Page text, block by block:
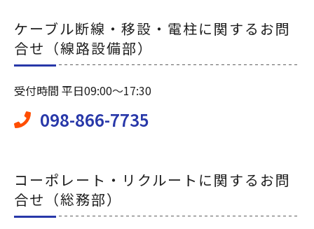
ケーブル断線・移設・電柱に関するお問
合せ（線路設備部）
受付時間 平日09:00～17:30
098-866-7735
コーポレート・リクルートに関するお問
合せ（総務部）